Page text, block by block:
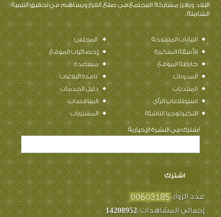
البلاد ويعزز مشاركة المجتمع في صنع القرار ويساهم في تحقيق التنمية
الشاملة .
المجلس
البيانات المفتوحة
إحصائيات الموقع
الأسئلة المتكررة
مساعدة
خارطة الموقع
نافذة البلاغات
المدونات
دليل الخدمات
المنتديات
المناقصات
استطلاعات الرأي
المشتريات
التكنولوجيا الناشئة
اشترك في النشرة الإخبارية
عدد الزوار:
إجمالي المشاهدات :14208952